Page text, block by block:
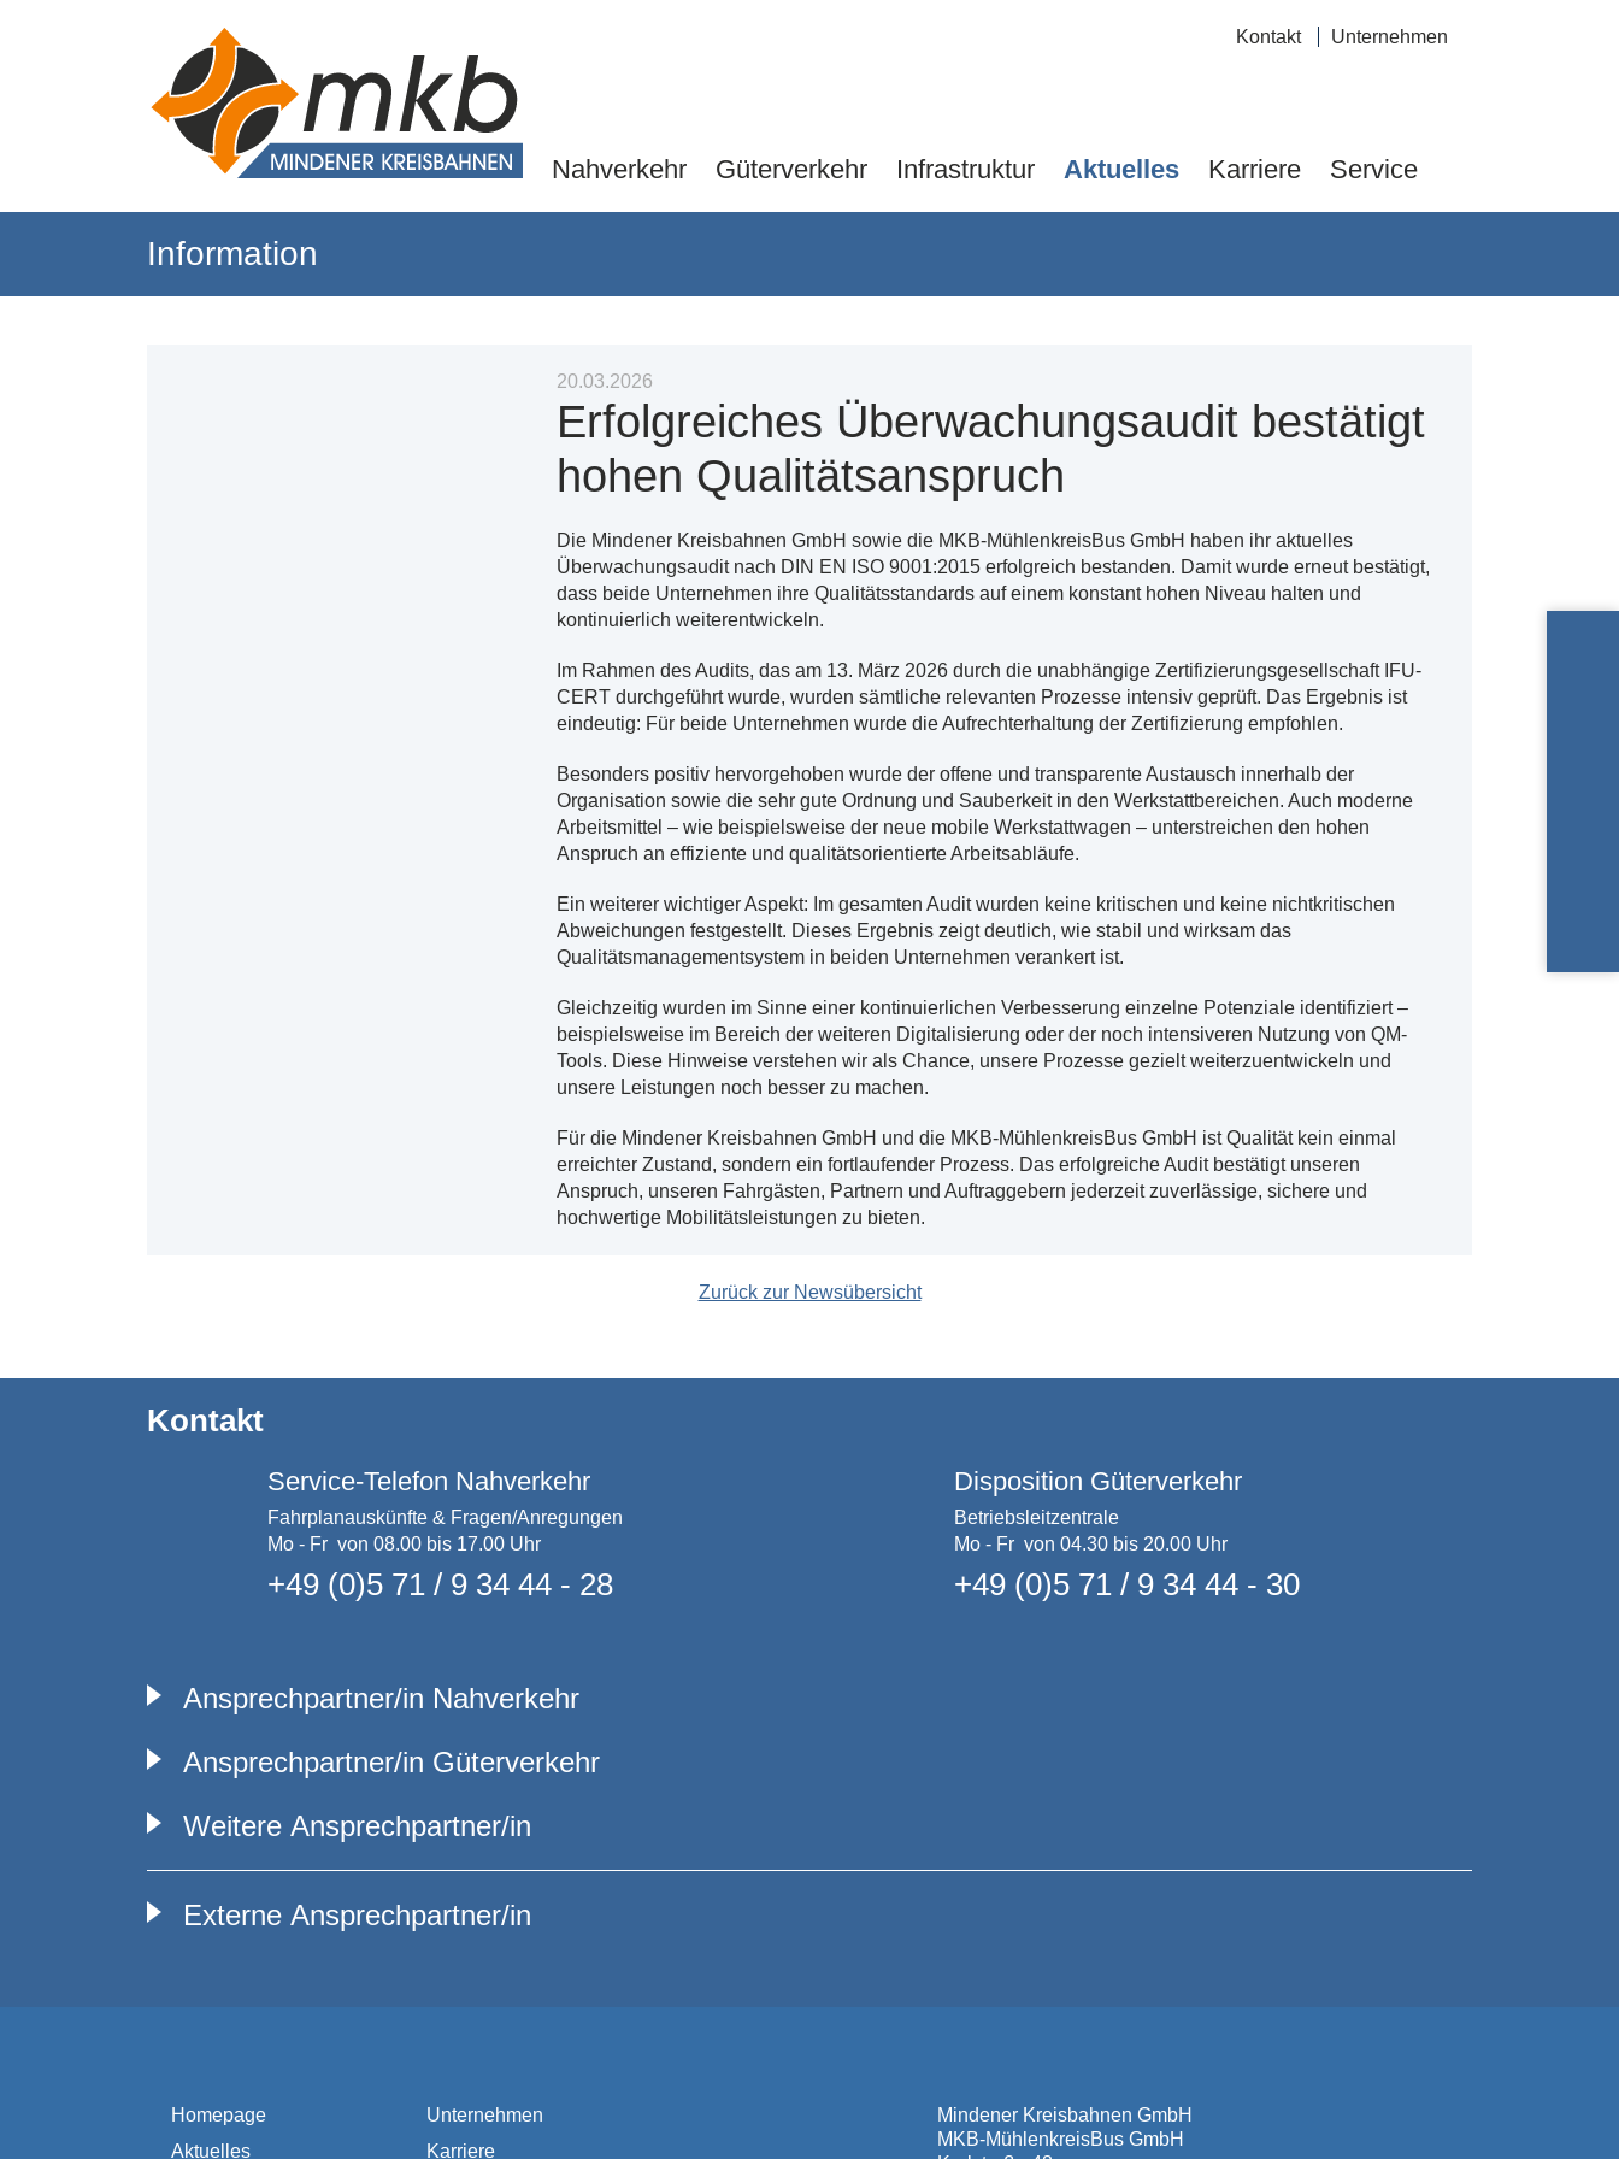
Navigation
Nahverkehr Güterverkehr Infrastruktur Aktuelles Karriere Service
Navigation
Kontakt Unternehmen
Information
20.03.2026
Erfolgreiches Überwachungsaudit bestätigt
hohen Qualitätsanspruch
Die Mindener Kreisbahnen GmbH sowie die MKB-MühlenkreisBus GmbH haben ihr aktuelles
Überwachungsaudit nach DIN EN ISO 9001:2015 erfolgreich bestanden. Damit wurde erneut bestätigt,
dass beide Unternehmen ihre Qualitätsstandards auf einem konstant hohen Niveau halten und
kontinuierlich weiterentwickeln.
Im Rahmen des Audits, das am 13. März 2026 durch die unabhängige Zertifizierungsgesellschaft IFU-
CERT durchgeführt wurde, wurden sämtliche relevanten Prozesse intensiv geprüft. Das Ergebnis ist
eindeutig: Für beide Unternehmen wurde die Aufrechterhaltung der Zertifizierung empfohlen.
Besonders positiv hervorgehoben wurde der offene und transparente Austausch innerhalb der
Organisation sowie die sehr gute Ordnung und Sauberkeit in den Werkstattbereichen. Auch moderne
Arbeitsmittel – wie beispielsweise der neue mobile Werkstattwagen – unterstreichen den hohen
Anspruch an effiziente und qualitätsorientierte Arbeitsabläufe.
Ein weiterer wichtiger Aspekt: Im gesamten Audit wurden keine kritischen und keine nichtkritischen
Abweichungen festgestellt. Dieses Ergebnis zeigt deutlich, wie stabil und wirksam das
Qualitätsmanagementsystem in beiden Unternehmen verankert ist.
Gleichzeitig wurden im Sinne einer kontinuierlichen Verbesserung einzelne Potenziale identifiziert –
beispielsweise im Bereich der weiteren Digitalisierung oder der noch intensiveren Nutzung von QM-
Tools. Diese Hinweise verstehen wir als Chance, unsere Prozesse gezielt weiterzuentwickeln und
unsere Leistungen noch besser zu machen.
Für die Mindener Kreisbahnen GmbH und die MKB-MühlenkreisBus GmbH ist Qualität kein einmal
erreichter Zustand, sondern ein fortlaufender Prozess. Das erfolgreiche Audit bestätigt unseren
Anspruch, unseren Fahrgästen, Partnern und Auftraggebern jederzeit zuverlässige, sichere und
hochwertige Mobilitätsleistungen zu bieten.
Zurück zur Newsübersicht
Kontakt
Service-Telefon Nahverkehr
Fahrplanauskünfte & Fragen/Anregungen
Mo - Fr von 08.00 bis 17.00 Uhr
+49 (0)5 71 / 9 34 44 - 28
Disposition Güterverkehr
Betriebsleitzentrale
Mo - Fr von 04.30 bis 20.00 Uhr
+49 (0)5 71 / 9 34 44 - 30
Ansprechpartner/in Nahverkehr
Ansprechpartner/in Güterverkehr
Weitere Ansprechpartner/in
Externe Ansprechpartner/in
Homepage
Aktuelles
Unternehmen
Karriere
Mindener Kreisbahnen GmbH
MKB-MühlenkreisBus GmbH